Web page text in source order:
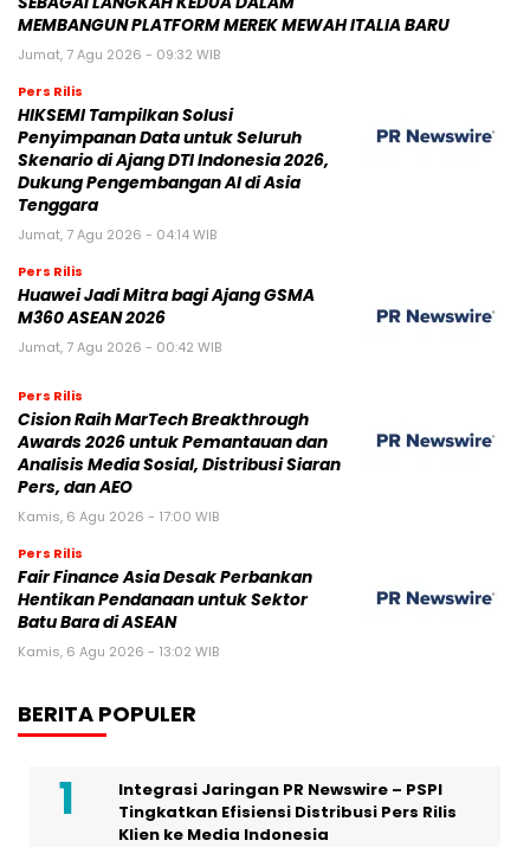
MEMBANGUN PLATFORM MEREK MEWAH ITALIA BARU
Jumat, 7 Agu 2026 - 09:32 WIB
Pers Rilis
HIKSEMI Tampilkan Solusi
Penyimpanan Data untuk Seluruh
Skenario di Ajang DTI Indonesia 2026,
Dukung Pengembangan AI di Asia
Tenggara
Jumat, 7 Agu 2026 - 04:14 WIB
Pers Rilis
Huawei Jadi Mitra bagi Ajang GSMA
M360 ASEAN 2026
Jumat, 7 Agu 2026 - 00:42 WIB
Pers Rilis
Cision Raih MarTech Breakthrough
Awards 2026 untuk Pemantauan dan
Analisis Media Sosial, Distribusi Siaran
Pers, dan AEO
Kamis, 6 Agu 2026 - 17:00 WIB
Pers Rilis
Fair Finance Asia Desak Perbankan
Hentikan Pendanaan untuk Sektor
Batu Bara di ASEAN
Kamis, 6 Agu 2026 - 13:02 WIB
BERITA POPULER
Integrasi Jaringan PR Newswire – PSPI
Tingkatkan Efisiensi Distribusi Pers Rilis
Klien ke Media Indonesia